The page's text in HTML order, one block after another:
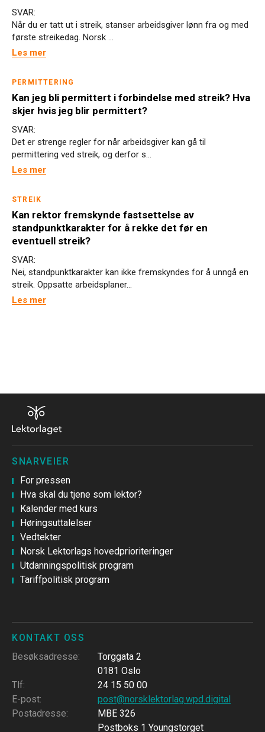
SVAR:
Når du er tatt ut i streik, stanser arbeidsgiver lønn fra og med
første streikedag. Norsk ...
Les mer
PERMITTERING
Kan jeg bli permittert i forbindelse med streik? Hva
skjer hvis jeg blir permittert?
SVAR:
Det er strenge regler for når arbeidsgiver kan gå til
permittering ved streik, og derfor s...
Les mer
STREIK
Kan rektor fremskynde fastsettelse av
standpunktkarakter for å rekke det før en
eventuell streik?
SVAR:
Nei, standpunktkarakter kan ikke fremskyndes for å unngå en
streik. Oppsatte arbeidsplaner...
Les mer
SNARVEIER
For pressen
Hva skal du tjene som lektor?
Kalender med kurs
Høringsuttalelser
Vedtekter
Norsk Lektorlags hovedprioriteringer
Utdanningspolitisk program
Tariffpolitisk program
KONTAKT OSS
Besøksadresse:
Torggata 2
0181 Oslo
Tlf:
24 15 50 00
E-post:
post@norsklektorlag.wpd.digital
Postadresse:
MBE 326
Postboks 1 Youngstorget